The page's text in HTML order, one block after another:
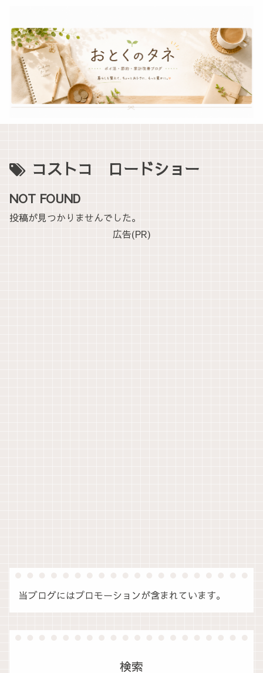
コストコ ロードショー
NOT FOUND
投稿が見つかりませんでした。
広告(PR)
当ブログにはプロモーションが含まれています。
検索